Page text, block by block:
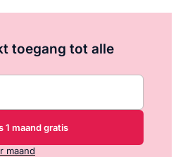
toegang tot alle
1 maand gratis
maand